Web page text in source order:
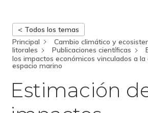
< Todos los temas
Principal
Cambio climático y
litorales
Publicaciones científicas
los impactos económicos vinculados a la
espacio marino
Estimación